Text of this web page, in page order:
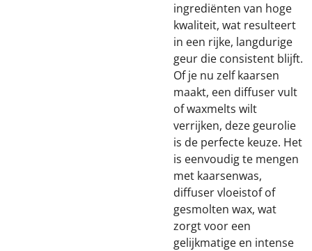
ingrediënten van hoge
kwaliteit, wat resulteert
in een rijke, langdurige
geur die consistent blijft.
Of je nu zelf kaarsen
maakt, een diffuser vult
of waxmelts wilt
verrijken, deze geurolie
is de perfecte keuze. Het
is eenvoudig te mengen
met kaarsenwas,
diffuser vloeistof of
gesmolten wax, wat
zorgt voor een
gelijkmatige en intense